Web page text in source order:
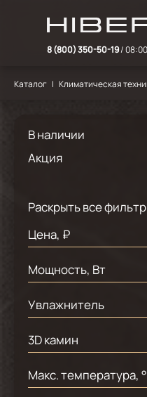
8 (800) 350-50-19/
Каталог Климатическая
В наличии
Акция
Раскрыть все
Цена, ₽
Мощность, Вт
2000
Увлажнитель
Есть
Нет1
3D камин
Есть
Нет1
Макс. температура,